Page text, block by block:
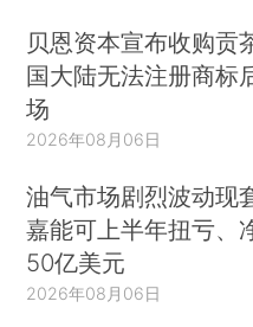
贝恩资本宣布收购贡
国大陆无法注册商标
场
2026年08月06日
油气市场剧烈波动现
嘉能可上半年扭亏、
50亿美元
2026年08月06日